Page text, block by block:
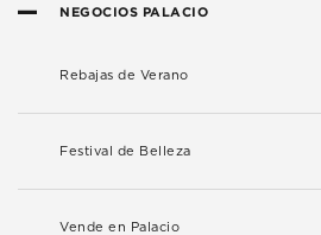
NEGOCIOS PALACIO
Rebajas de Verano
Festival de Belleza
Vende en Palacio